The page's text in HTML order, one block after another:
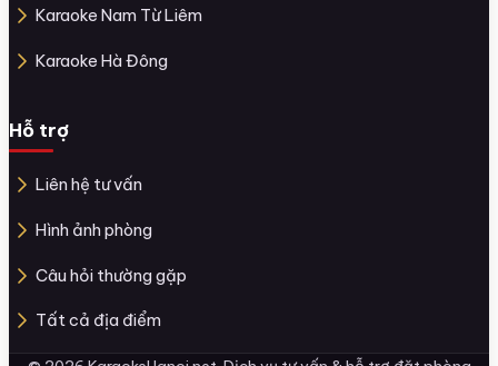
Karaoke Nam Từ Liêm
Karaoke Hà Đông
Hỗ trợ
Liên hệ tư vấn
Hình ảnh phòng
Câu hỏi thường gặp
Tất cả địa điểm